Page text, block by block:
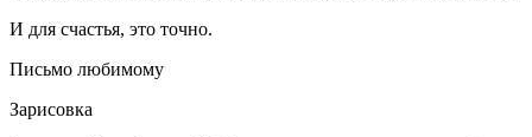
И для счастья, это точно.
Письмо любимому
Зарисовка